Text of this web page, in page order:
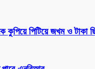
কুপিয়ে পিটিয়ে জখম ও টাকা